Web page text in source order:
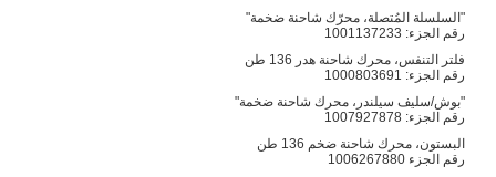
"السلسلة المُتصلة، محرّك شاحنة ضخمة"
رقم الجزء: 1001137233
فلتر التنفس، محرك شاحنة هدر 136 طن
رقم الجزء: 1000803691
"بوش/سليف سيلندر، محرك شاحنة ضخمة"
رقم الجزء: 1007927878
البستون، محرك شاحنة ضخم 136 طن
رقم الجزء 1006267880